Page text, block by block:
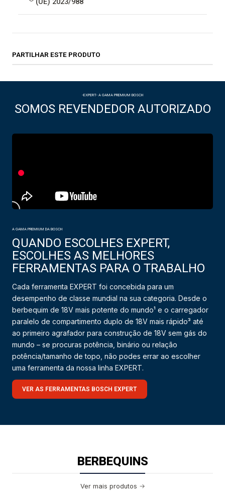
PARTILHAR ESTE PRODUTO
-EXPERT- A GAMA PREMIUM BOSCH
SOMOS REVENDEDOR AUTORIZADO
A GAMA PREMIUM DA BOSCH
QUANDO ESCOLHES EXPERT,
ESCOLHES AS MELHORES
FERRAMENTAS PARA O TRABALHO
Cada ferramenta EXPERT foi concebida para um
desempenho de classe mundial na sua categoria. Desde o
berbequim de 18V mais potente do mundo¹ e o carregador
paralelo de compartimento duplo de 18V mais rápido³ até
ao primeiro agrafador para construção de 18V sem gás do
mundo – se procuras potência, binário ou relação
potência/tamanho de topo, não podes errar ao escolher
uma ferramenta da nossa linha EXPERT.
VER AS FERRAMENTAS BOSCH EXPERT
BERBEQUINS
Ver mais produtos